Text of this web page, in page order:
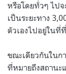
หรือโดยทั่วๆ ไป
เป็นระยะทาง
ตัวเองไปอยู่ในที่
ขณะเดียวกันในก
ที่หมายถึงสถานะ